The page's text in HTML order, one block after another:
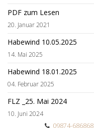
PDF zum Lesen
20. Januar 2021
Habewind 10.05.2025
14. Mai 2025
Habewind 18.01.2025
04. Februar 2025
FLZ _25. Mai 2024
10. Juni 2024
09874-686868